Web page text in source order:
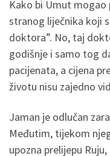
Kako bi Umut mogao
stranog liječnika koji
doktora”. No, taj
godišnje i samo tog
pacijenata, a cijena
životu nisu zajedno
Jaman je odlučan
Međutim, tijekom
upozna prelijepu